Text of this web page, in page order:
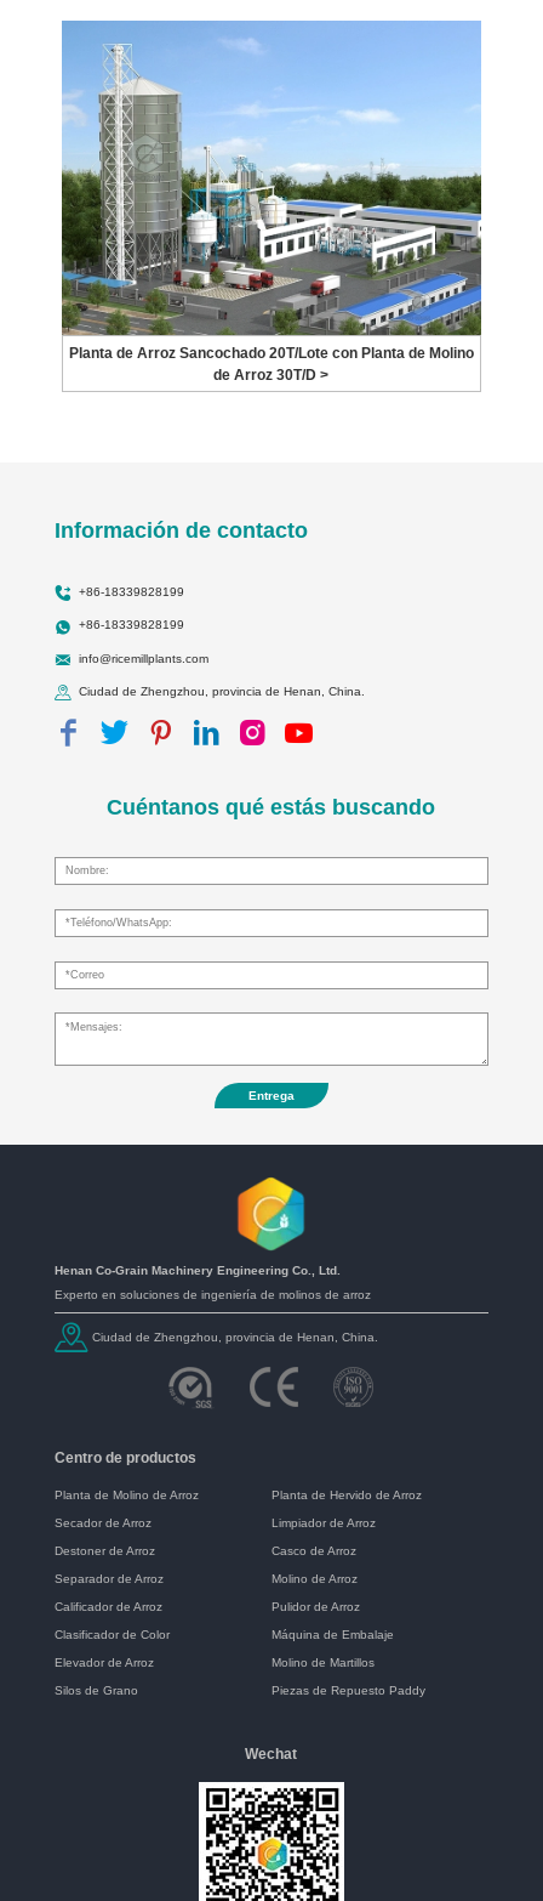
Planta de Arroz Sancochado 20T/Lote con Planta de Molino
de Arroz 30T/D >
Información de contacto
+86-18339828199
+86-18339828199
info@ricemillplants.com
Ciudad de Zhengzhou, provincia de Henan, China.
Cuéntanos qué estás buscando
Entrega
Henan Co-Grain Machinery Engineering Co., Ltd.
Experto en soluciones de ingeniería de molinos de arroz
Ciudad de Zhengzhou, provincia de Henan, China.
Centro de productos
Planta de Molino de Arroz Planta de Hervido de Arroz
Secador de Arroz Limpiador de Arroz
Destoner de Arroz Casco de Arroz
Separador de Arroz Molino de Arroz
Calificador de Arroz Pulidor de Arroz
Clasificador de Color Máquina de Embalaje
Elevador de Arroz Molino de Martillos
Silos de Grano Piezas de Repuesto Paddy
Wechat